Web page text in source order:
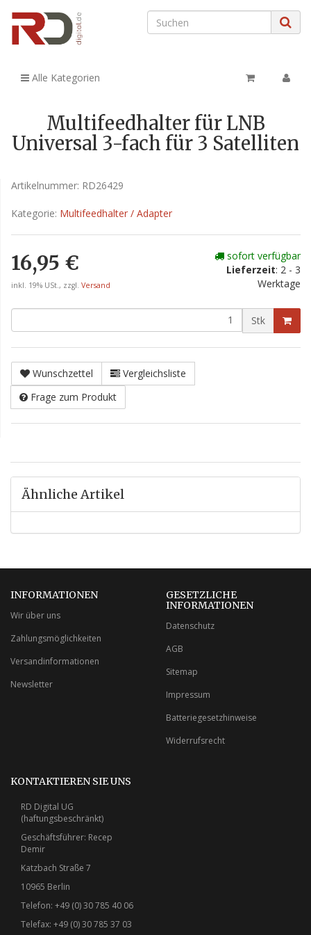
Alle Kategorien
Multifeedhalter für LNB
Universal 3-fach für 3 Satelliten
Artikelnummer: RD26429
Kategorie: Multifeedhalter / Adapter
16,95 €
inkl. 19% USt., zzgl. Versand
sofort verfügbar
Lieferzeit: 2 - 3
Werktage
Stk
Wunschzettel
Vergleichsliste
Frage zum Produkt
Ähnliche Artikel
INFORMATIONEN
Wir über uns
Zahlungsmöglichkeiten
Versandinformationen
Newsletter
GESETZLICHE
INFORMATIONEN
Datenschutz
AGB
Sitemap
Impressum
Batteriegesetzhinweise
Widerrufsrecht
KONTAKTIEREN SIE UNS
RD Digital UG
(haftungsbeschränkt)
Geschäftsführer: Recep
Demir
Katzbach Straße 7
10965 Berlin
Telefon: +49 (0) 30 785 40 06
Telefax: +49 (0) 30 785 37 03